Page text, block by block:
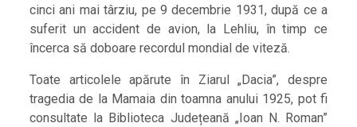
cinci ani mai târziu, pe 9 decembrie 1931, după ce a
suferit un accident de avion, la Lehliu, în timp ce
încerca să doboare recordul mondial de viteză.
Toate articolele apărute în Ziarul „Dacia”, despre
tragedia de la Mamaia din toamna anului 1925, pot fi
consultate la Biblioteca Județeană „Ioan N. Roman”